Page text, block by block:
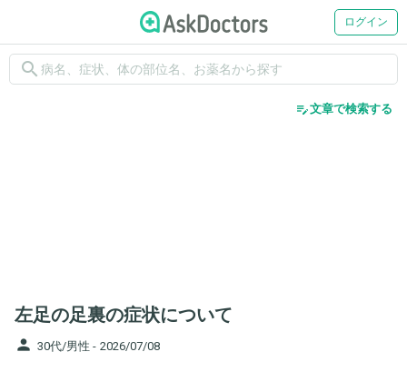
ログイン
search
edit_note文章で検索する
左足の足裏の症状について
person 30代/男性 - 2026/07/08